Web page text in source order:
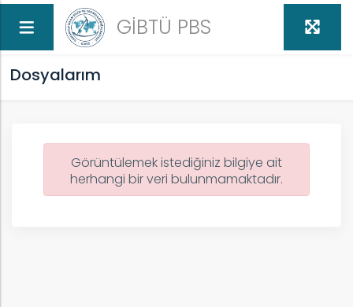
GİBTÜ PBS
Dosyalarım
Görüntülemek istediğiniz bilgiye ait
herhangi bir veri bulunmamaktadır.